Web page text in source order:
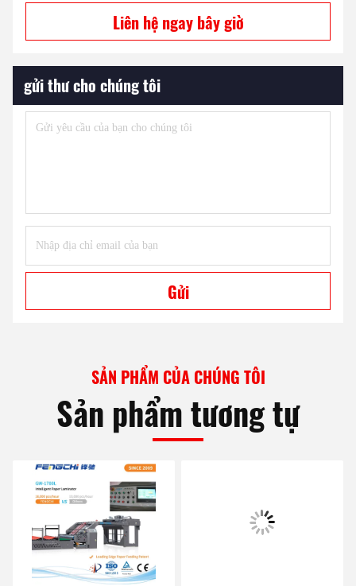
Liên hệ ngay bây giờ
gửi thư cho chúng tôi
Gửi
SẢN PHẨM CỦA CHÚNG TÔI
Sản phẩm tương tự